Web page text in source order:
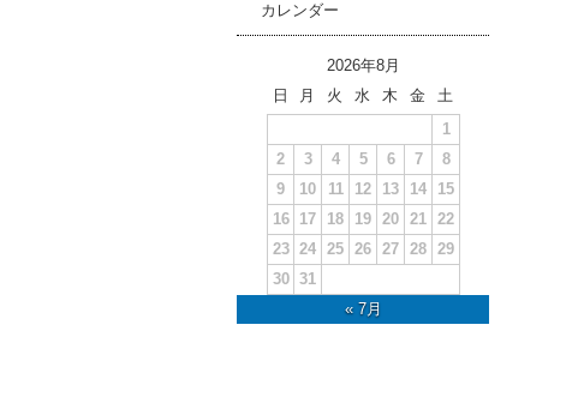
カレンダー
2026年8月
日
月 火 水 木 金
土
1
2
3 4 5 6 7
8
9
10 11 12 13 14
15
16
17 18 19 20 21 22
23 24 25 26 27 28 29
30 31
« 7月